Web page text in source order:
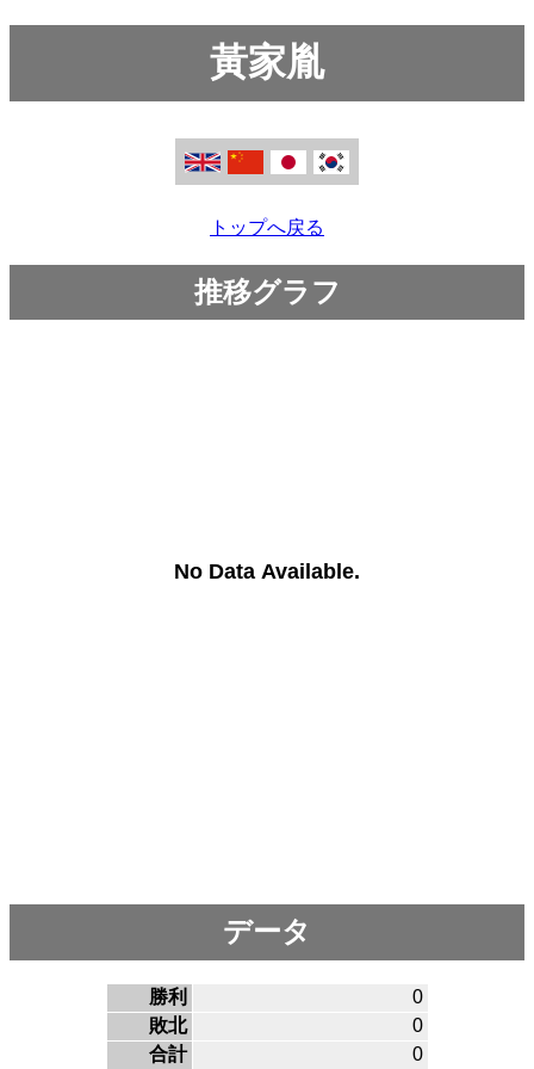
黃家胤
トップへ戻る
推移グラフ
No Data Available.
データ
勝利
0
敗北
0
合計
0